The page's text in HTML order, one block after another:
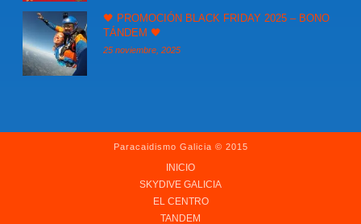
🖤 PROMOCIÓN BLACK FRIDAY 2025 – BONO
TÁNDEM 🖤
25 noviembre, 2025
Paracaidismo Galicia © 2015
INICIO
SKYDIVE GALICIA
EL CENTRO
TANDEM